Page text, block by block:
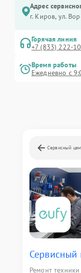
Адрес
г. Киров, ул.
Горячая линия
+7 (833) 222-
Время работы
Ежедневно с
Сервисный
Сервисный
Ремонт